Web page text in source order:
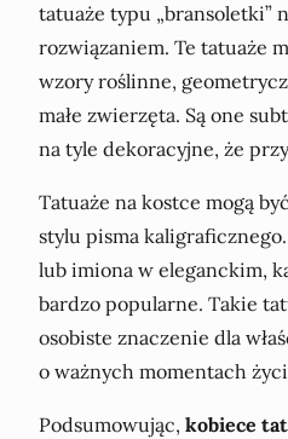
tatuaże typu „bransoletki”
rozwiązaniem. Te tatuaże
wzory roślinne,
małe zwierzęta. Są one
na tyle dekoracyjne, że
Tatuaże na kostce mogą
stylu pisma
lub imiona w eleganckim,
bardzo popularne. Takie
osobiste znaczenie dla
o ważnych momentach
Podsumowując, kobiece